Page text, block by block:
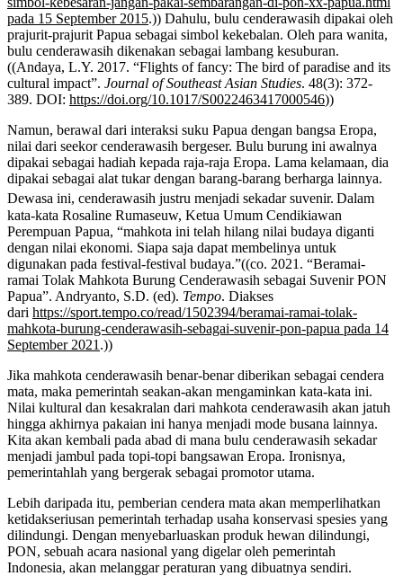
pada 15 September 2015.)) Dahulu, bulu cenderawasih dipakai oleh
prajurit-prajurit Papua sebagai simbol kekebalan. Oleh para wanita,
bulu cenderawasih dikenakan sebagai lambang kesuburan.
((Andaya, L.Y. 2017. “Flights of fancy: The bird of paradise and its
cultural impact”. Journal of Southeast Asian Studies. 48(3): 372-
389. DOI: https://doi.org/10.1017/S0022463417000546))
Namun, berawal dari interaksi suku Papua dengan bangsa Eropa,
nilai dari seekor cenderawasih bergeser. Bulu burung ini awalnya
dipakai sebagai hadiah kepada raja-raja Eropa. Lama kelamaan, dia
dipakai sebagai alat tukar dengan barang-barang berharga lainnya.
Dewasa ini, cenderawasih justru menjadi sekadar suvenir. Dalam
kata-kata Rosaline Rumaseuw, Ketua Umum Cendikiawan
Perempuan Papua, “mahkota ini telah hilang nilai budaya diganti
dengan nilai ekonomi. Siapa saja dapat membelinya untuk
digunakan pada festival-festival budaya.”((co. 2021. “Beramai-
ramai Tolak Mahkota Burung Cenderawasih sebagai Suvenir PON
Papua”. Andryanto, S.D. (ed). Tempo. Diakses
dari https://sport.tempo.co/read/1502394/beramai-ramai-tolak-
mahkota-burung-cenderawasih-sebagai-suvenir-pon-papua pada 14
September 2021 .))
Jika mahkota cenderawasih benar-benar diberikan sebagai cendera
mata, maka pemerintah seakan-akan mengaminkan kata-kata ini.
Nilai kultural dan kesakralan dari mahkota cenderawasih akan jatuh
hingga akhirnya pakaian ini hanya menjadi mode busana lainnya.
Kita akan kembali pada abad di mana bulu cenderawasih sekadar
menjadi jambul pada topi-topi bangsawan Eropa. Ironisnya,
pemerintahlah yang bergerak sebagai promotor utama.
Lebih daripada itu, pemberian cendera mata akan memperlihatkan
ketidakseriusan pemerintah terhadap usaha konservasi spesies yang
dilindungi. Dengan menyebarluaskan produk hewan dilindungi,
PON, sebuah acara nasional yang digelar oleh pemerintah
Indonesia, akan melanggar peraturan yang dibuatnya sendiri.